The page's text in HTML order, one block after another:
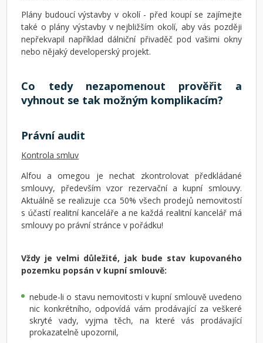
Plány budoucí výstavby v okolí - před koupí se zajímejte
také o plány výstavby v nejbližším okolí, aby vás později
nepřekvapil například dálniční přivaděč pod vašimi okny
nebo nějaký developerský projekt.
Co tedy nezapomenout prověřit a
vyhnout se tak možným komplikacím?
Právní audit
Kontrola smluv
Alfou a omegou je nechat zkontrolovat předkládané
smlouvy, především vzor rezervační a kupní smlouvy.
Aktuálně se realizuje cca 50% všech prodejů nemovitostí
s účastí realitní kanceláře a ne každá realitní kancelář má
smlouvy po právní stránce v pořádku!
Vždy je velmi důležité, jak bude stav kupovaného
pozemku popsán v kupní smlouvě:
nebude-li o stavu nemovitosti v kupní smlouvě uvedeno
nic konkrétního, odpovídá vám prodávající za veškeré
skryté vady, vyjma těch, na které vás prodávající
prokazatelně upozornil,